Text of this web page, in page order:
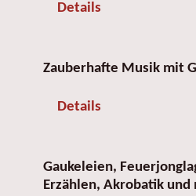
Details
Zauberhafte Musik mit
Details
Gaukeleien,
Erzählen, Akrobatik und